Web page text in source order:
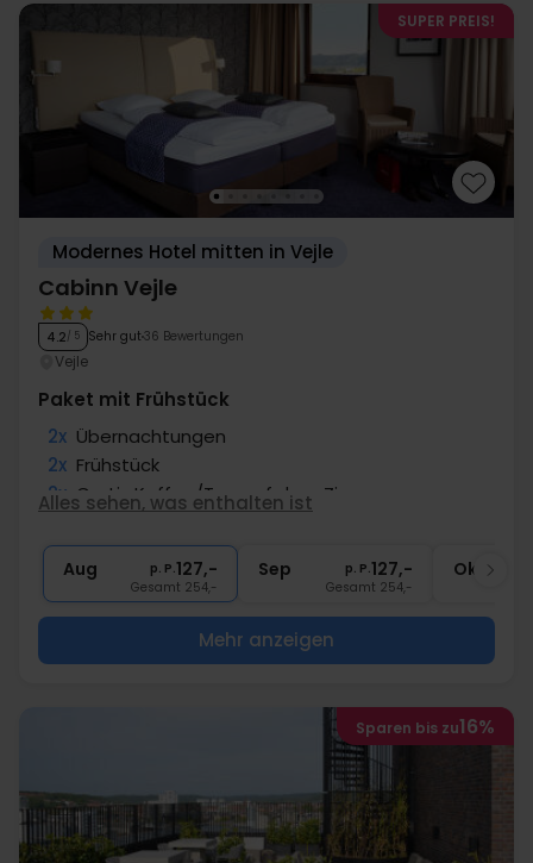
SUPER PREIS!
Modernes Hotel mitten in Vejle
Cabinn Vejle
4.2/ 5 Sehr gut 36 Bewertungen
Vejle
Paket mit Frühstück
2x Übernachtungen
2x Frühstück
2x Gratis Kaffee/Tee auf dem Zimmer
∞ Zentrale Lage
Alles sehen, was enthalten ist
Aug p. P.127,-
Gesamt 254,-
Sep p. P.127,-
Gesamt 254,-
Okt
Mehr anzeigen
Sparen bis zu16%